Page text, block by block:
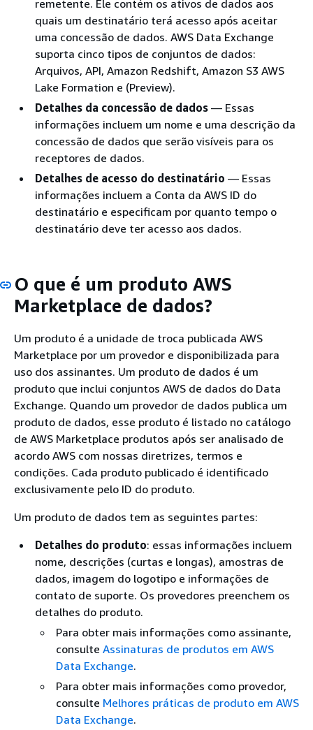
remetente. Ele contém os ativos de dados aos
quais um destinatário terá acesso após aceitar
uma concessão de dados. AWS Data Exchange
suporta cinco tipos de conjuntos de dados:
Arquivos, API, Amazon Redshift, Amazon S3 AWS
Lake Formation e (Preview).
Detalhes da concessão de dados — Essas
informações incluem um nome e uma descrição da
concessão de dados que serão visíveis para os
receptores de dados.
Detalhes de acesso do destinatário — Essas
informações incluem a Conta da AWS ID do
destinatário e especificam por quanto tempo o
destinatário deve ter acesso aos dados.
O que é um produto AWS
Marketplace de dados?
Um produto é a unidade de troca publicada AWS
Marketplace por um provedor e disponibilizada para
uso dos assinantes. Um produto de dados é um
produto que inclui conjuntos AWS de dados do Data
Exchange. Quando um provedor de dados publica um
produto de dados, esse produto é listado no catálogo
de AWS Marketplace produtos após ser analisado de
acordo AWS com nossas diretrizes, termos e
condições. Cada produto publicado é identificado
exclusivamente pelo ID do produto.
Um produto de dados tem as seguintes partes:
Detalhes do produto: essas informações incluem
nome, descrições (curtas e longas), amostras de
dados, imagem do logotipo e informações de
contato de suporte. Os provedores preenchem os
detalhes do produto.
Para obter mais informações como assinante,
consulte Assinaturas de produtos em AWS
Data Exchange.
Para obter mais informações como provedor,
consulte Melhores práticas de produto em AWS
Data Exchange.